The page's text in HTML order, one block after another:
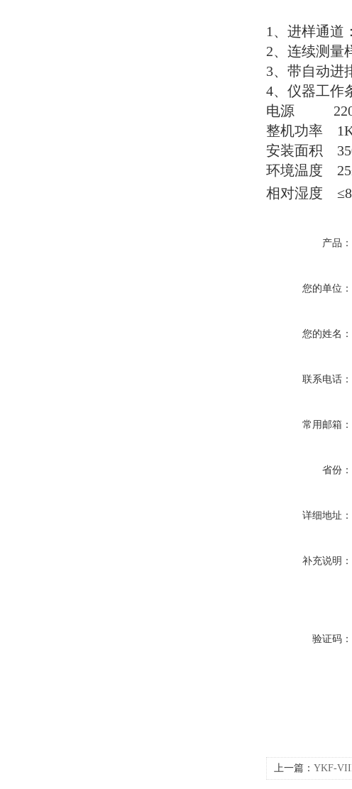
1 、进样通道：
2、连续测量
3、带自动进
4、仪器工作
电源
整机功率
安装面积
环境温度
25
相对湿度
≤
产品：
您的单位：
您的姓名：
联系电话：
常用邮箱：
省份：
详细地址：
补充说明：
验证码：
上一篇： YKF-